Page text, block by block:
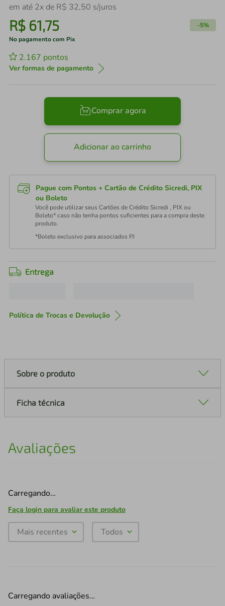
em até 2x de R$ 32,50 s/juros
R$ 61,75 -5%
No pagamento com Pix
2.167 pontos
Ver formas de pagamento
Comprar agora
Adicionar ao carrinho
Pague com Pontos + Cartão de Crédito Sicredi, PIX
ou Boleto
Você pode utilizar seus Cartões de Crédito Sicredi , PIX ou
Boleto* caso não tenha pontos suficientes para a compra deste
produto.
*Boleto exclusivo para associados PJ
Entrega
Política de Trocas e Devolução
Sobre o produto
Ficha técnica
Avaliações
Carregando…
Faça login para avaliar este produto
Mais recentes Todos
Carregando avaliações…